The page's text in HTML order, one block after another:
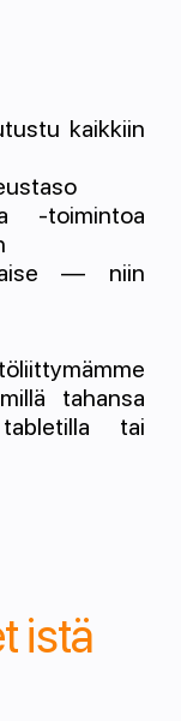
kaikkiin
-toimintoa
— niin
tahansa
tai
istä